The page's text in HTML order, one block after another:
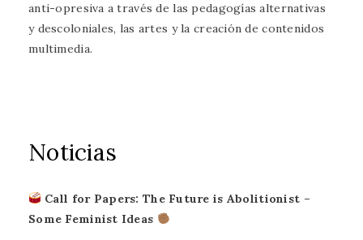
anti-opresiva a través de las pedagogías alternativas
y descoloniales, las artes y la creación de contenidos
multimedia.
Noticias
Call for Papers: The Future is Abolitionist –
Some Feminist Ideas